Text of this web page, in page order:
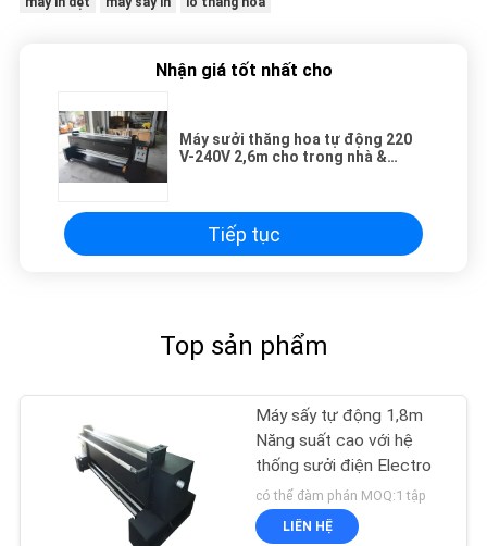
Nhận giá tốt nhất cho
Máy sưởi thăng hoa tự động 220
V-240V 2,6m cho trong nhà &
Tiếp tục
Top sản phẩm
Máy sấy tự động 1,8m
Năng suất cao với hệ
thống sưởi điện Electro
có thể đàm phán MOQ:1 tập
LIÊN HỆ